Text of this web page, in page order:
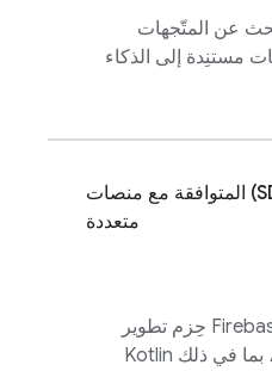
عن المتّجهات
مستنِدة إلى الذكاء
حِزم تطوير البرامج (SDK) المتوافقة مع منصات
متعددة
حِزم تطوير
برامج متعددة المنصات، بما في ذلك Kotlin